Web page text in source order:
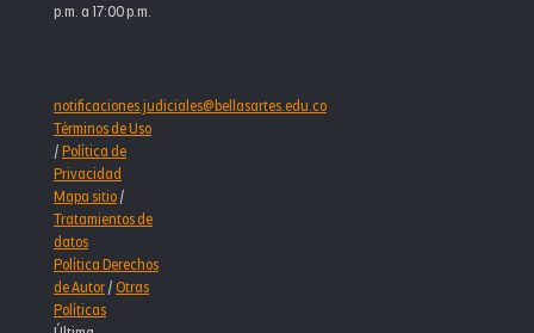
p.m. a 17:00 p.m.
notificaciones.judiciales@bellasartes.edu.co
Términos de Uso
/Política de
Privacidad
Mapa sitio/
Tratamientos de
datos
Política Derechos
de Autor/Otras
Políticas